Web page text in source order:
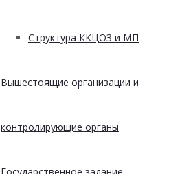
Структура ККЦОЗ и МП
Вышестоящие организации и
контролирующие органы